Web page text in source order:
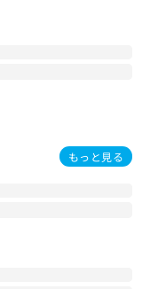
もっと見る